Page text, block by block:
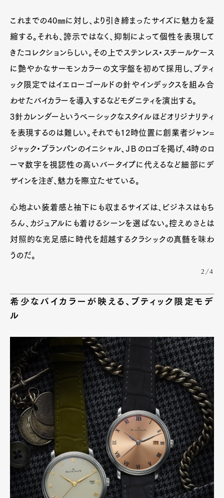
これまでの40㎜に対し、より引き締まったサイズに魅力を凝
縮する。それも、誇示ではなく、抑制によって個性を表現して
きたコレクションらしい。その上でステンレス・スチールケース
に艶やかなサーモンカラーの文字盤を初めて採用し、ブティ
ック限定ではイエローゴールドの針やインデックスを組み合
わせたバイカラーを導入するなどモダニティを演出する。
3針カレンダーというベーシックなスタイルほどオリジナリティ
を表現するのは難しい。それでも12時位置に創業者ジャン=
ジャック・ブランパンのイニシャル、ＪＢのロゴを掲げ、4時のロ
ーマ数字を視認性の高いバータイプに代えるなど細部にデ
ザインを注ぎ、魅力を際立たせている。
心地よい装着感と袖下にも収まるサイズは、ビジネスはもち
ろん、カジュアルにも着けるシーンを選ばない。控えめさとは
対照的な充足感に時代を超越するクラシックの真髄を味わ
うのだ。
2/4
希少なバイカラーが映える、ブティック限定モデ
ル